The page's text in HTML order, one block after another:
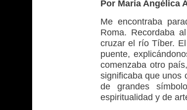
Por María Angélica
Me encontraba
Roma. Recordaba
cruzar el río Tíber.
puente,
comenzaba otro
significaba que unos
de grandes
espiritualidad y de